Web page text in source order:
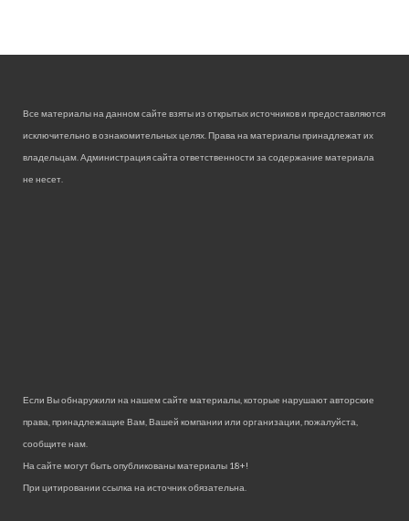
Все материалы на данном сайте взяты из открытых источников и предоставляются
исключительно в ознакомительных целях. Права на материалы принадлежат их
владельцам. Администрация сайта ответственности за содержание материала
не несет.
Если Вы обнаружили на нашем сайте материалы, которые нарушают авторские
права, принадлежащие Вам, Вашей компании или организации, пожалуйста,
сообщите нам.
На сайте могут быть опубликованы материалы 18+!
При цитировании ссылка на источник обязательна.